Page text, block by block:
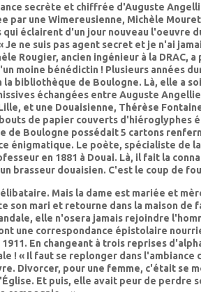
secrète et chiffrée d'Auguste
par une Wimereusienne, Michèle
éclairent d'un jour nouveau l'oeuvre
Je ne suis pas agent secret et je n'ai
Rougier, ancien ingénieur à la DRAC,
moine bénédictin ! Plusieurs années
la bibliothèque de Boulogne. Là, elle a
échangées entre Auguste
et une Douaisienne, Thérèse
de papier couverts d'hiéroglyphes
de Boulogne possédait 5 cartons
énigmatique. Le poète, spécialiste de
en 1881 à Douai. Là, il fait la
brasseur douaisien. C'est le coup de
Mais la dame est mariée et
son mari et retourne dans la maison de
elle n'osera jamais rejoindre
une correspondance épistolaire
En changeant à trois reprises
! « Il faut se replonger dans l'ambiance
Divorcer, pour une femme, c'était se
Et puis, elle avait peur de perdre